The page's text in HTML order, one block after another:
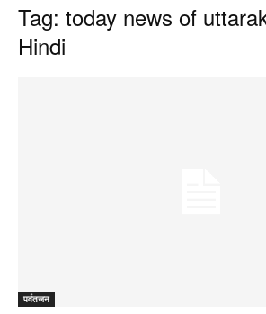
Tag: today news of
Hindi
पर्वतजन